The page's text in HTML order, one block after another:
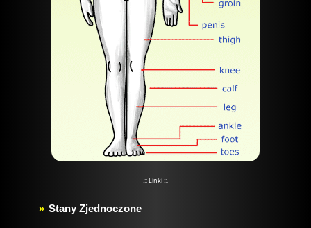
.:: Linki ::.
Stany Zjednoczone